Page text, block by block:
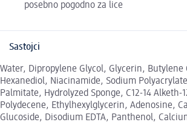
posebno pogodno za lice
Sastojci
Water, Dipropylene Glycol, Glycerin, Butylene
Hexanediol, Niacinamide, Sodium
Palmitate, Hydrolyzed Sponge, C12-14 Alketh-
Polydecene, Ethylhexylglycerin, Adenosine,
Glucoside, Disodium EDTA, Panthenol,